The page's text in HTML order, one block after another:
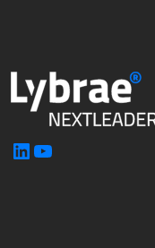
LinkedIn